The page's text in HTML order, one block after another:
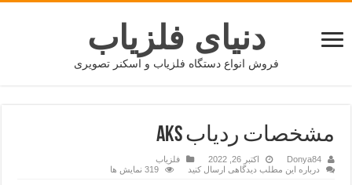
دنیای فلزیاب
فروش انواع دستگاه فلزیاب و اسکنر تصویری
مشخصات ردیاب aks
Donya84 اکتبر 26, 2022
فلزیاب
درباره این مطلب دیدگاهی ارسال کنید
319 نمایش ها